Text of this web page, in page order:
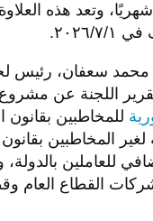
جنيها شهريًا، وتعد هذه
٧/١.
سعفان، رئيس
اللجنة عن مشروع
للمخاطبين بقانون
المخاطبين بقانون
للعاملين
القطاع العام